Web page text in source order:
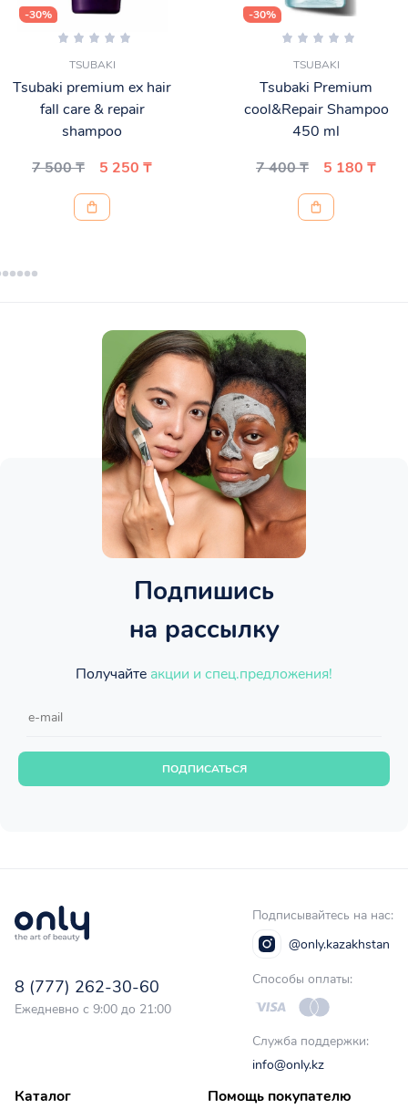
-30%
TSUBAKI
Tsubaki premium ex hair
fall care & repair
shampoo
7 500 ₸
5 250 ₸
-30%
TSUBAKI
Tsubaki Premium
cool&Repair Shampoo
450 ml
7 400 ₸
5 180 ₸
Подпишись
на рассылку
Получайте акции и спец.предложения!
ПОДПИСАТЬСЯ
8 (777) 262-30-60
Ежедневно с 9:00 до 21:00
Подписывайтесь на нас:
@only.kazakhstan
Способы оплаты:
Служба поддержки:
info@only.kz
Каталог Помощь покупателю